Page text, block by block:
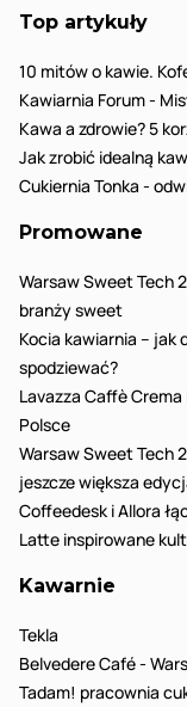
Top artykuły
10 mitów o kawie.
Kawiarnia Forum -
Kawa a zdrowie? 5
Jak zrobić idealną
Cukiernia Tonka -
Promowane
Warsaw Sweet Tech
branży sweet
Kocia kawiarnia – jak
spodziewać?
Lavazza Caffè
Polsce
Warsaw Sweet Tech
jeszcze większa
Coffeedesk i Allora
Latte inspirowane
Kawarnie
Tekla
Belvedere Café -
Tadam! pracownia